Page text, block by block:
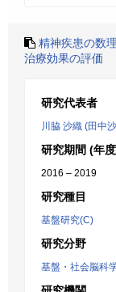
精神疾患の数
治療効果の評価
研究代表者
川脇 沙織 (田中
研究期間 (年
2016 – 2019
研究種目
基盤研究(C)
研究分野
基盤・社会脳科